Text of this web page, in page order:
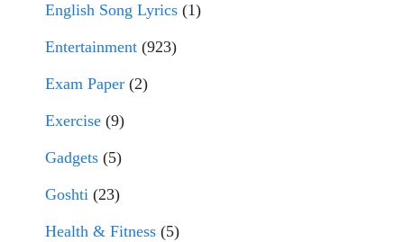
English Song Lyrics (1)
Entertainment (923)
Exam Paper (2)
Exercise (9)
Gadgets (5)
Goshti (23)
Health & Fitness (5)